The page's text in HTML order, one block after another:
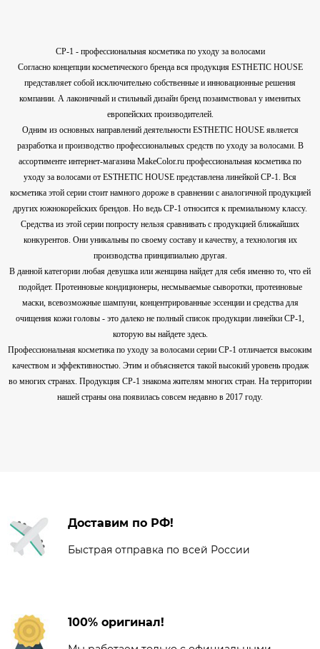
CP-1 - профессиональная косметика по уходу за волосами
Согласно концепции косметического бренда вся продукция ESTHETIC HOUSE
представляет собой исключительно собственные и инновационные решения
компании. А лаконичный и стильный дизайн бренд позаимствовал у именитых
европейских производителей.
Одним из основных направлений деятельности ESTHETIC HOUSE является
разработка и производство профессиональных средств по уходу за волосами. В
ассортименте интернет-магазина MakeColor.ru профессиональная косметика по
уходу за волосами от ESTHETIC HOUSE представлена линейкой СР-1. Вся
косметика этой серии стоит намного дороже в сравнении с аналогичной продукцией
других южнокорейских брендов. Но ведь CP-1 относится к премиальному классу.
Средства из этой серии попросту нельзя сравнивать с продукцией ближайших
конкурентов. Они уникальны по своему составу и качеству, а технология их
производства принципиально другая.
В данной категории любая девушка или женщина найдет для себя именно то, что ей
подойдет. Протеиновые кондиционеры, несмываемые сыворотки, протеиновые
маски, всевозможные шампуни, концентрированные эссенции и средства для
очищения кожи головы - это далеко не полный список продукции линейки СР-1,
которую вы найдете здесь.
Профессиональная косметика по уходу за волосами серии СР-1 отличается высоким
качеством и эффективностью. Этим и объясняется такой высокий уровень продаж
во многих странах. Продукция СР-1 знакома жителям многих стран. На территории
нашей страны она появилась совсем недавно в 2017 году.
Доставим по РФ!
Быстрая отправка по всей России
100% оригинал!